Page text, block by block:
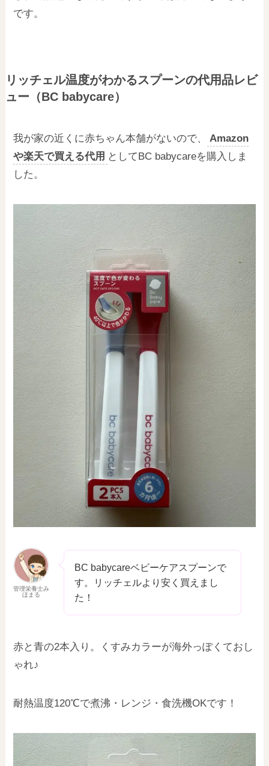
です。
リッチェル温度がわかるスプーンの代用品レビ
ュー（BC babycare）
我が家の近くに赤ちゃん本舗がないので、
Amazon
や楽天で買える代用 としてBC babycareを購入しま
した。
管理栄養士み
ほまる
BC babycareベビーケアスプーンで
す。リッチェルより安く買えまし
た！
赤と青の2本入り。くすみカラーが海外っぽくておし
ゃれ♪
耐熱温度120℃で煮沸・レンジ・食洗機OKです！